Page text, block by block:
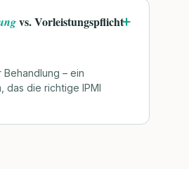
vs. Vorleistungspflicht
– ein
das die richtige IPMI